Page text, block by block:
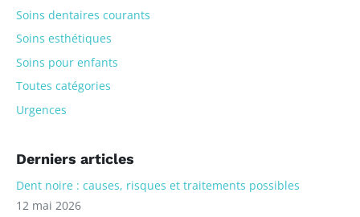
Soins dentaires courants
Soins esthétiques
Soins pour enfants
Toutes catégories
Urgences
Derniers articles
Dent noire : causes, risques et traitements possibles
12 mai 2026